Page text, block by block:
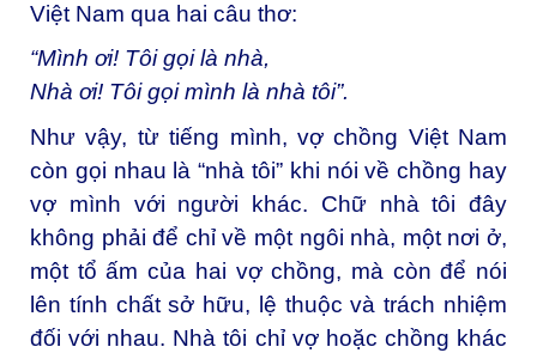
Việt Nam qua hai câu thơ:
“Mình ơi! Tôi gọi là nhà,
Nhà ơi! Tôi gọi mình là nhà tôi”.
Như vậy, từ tiếng mình, vợ chồng Việt Nam
còn gọi nhau là “nhà tôi” khi nói về chồng hay
vợ mình với người khác. Chữ nhà tôi đây
không phải để chỉ về một ngôi nhà, một nơi ở,
một tổ ấm của hai vợ chồng, mà còn để nói
lên tính chất sở hữu, lệ thuộc và trách nhiệm
đối với nhau. Nhà tôi chỉ vợ hoặc chồng khác